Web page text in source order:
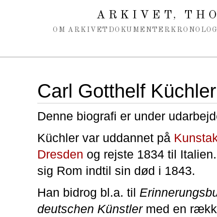
ARKIVET,
OM ARKIVET DOKUMENTER
Carl Gotthelf Küchler
Denne biografi er under
Küchler var uddannet på
Dresden og rejste 1834 til
sig Rom indtil sin død i 1843.
Han bidrog bl.a. til
deutschen Künstlermed en